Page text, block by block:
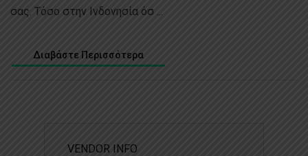
σας. Τόσο στην Ινδονησία όσ ...
Διαβάστε Περισσότερα
VENDOR INFO